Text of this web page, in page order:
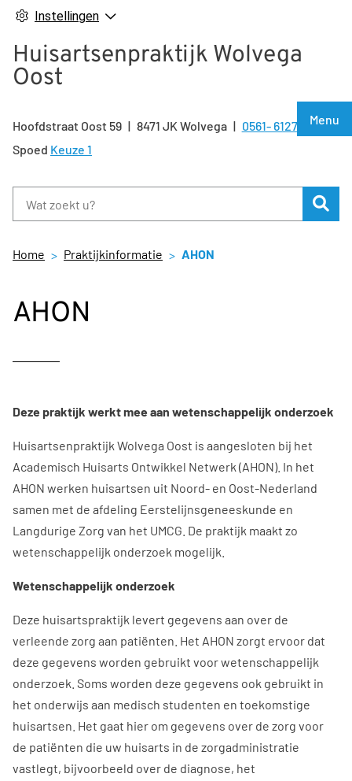
Instellingen
Huisartsenpraktijk Wolvega
Oost
Menu
Hoofdstraat Oost 59 8471 JK Wolvega Tel:
0561- 612722
Spoed Keuze 1
Home Praktijkinformatie AHON
AHON
Deze praktijk werkt mee aan wetenschappelijk onderzoek
Huisartsenpraktijk Wolvega Oost is aangesloten bij het
Academisch Huisarts Ontwikkel Netwerk (AHON). In het
AHON werken huisartsen uit Noord- en Oost-Nederland
samen met de afdeling Eerstelijnsgeneeskunde en
Langdurige Zorg van het UMCG. De praktijk maakt zo
wetenschappelijk onderzoek mogelijk.
Wetenschappelijk onderzoek
Deze huisartspraktijk levert gegevens aan over de
verleende zorg aan patiënten. Het AHON zorgt ervoor dat
deze gegevens worden gebruikt voor wetenschappelijk
onderzoek. Soms worden deze gegevens ook gebruikt in
het onderwijs aan medisch studenten en toekomstige
huisartsen. Het gaat hier om gegevens over de zorg voor
de patiënten die uw huisarts in de zorgadministratie
vastlegt, bijvoorbeeld over de diagnose, het